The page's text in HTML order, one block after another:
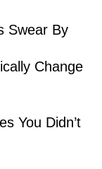
Swear By
Change
You Didn’t